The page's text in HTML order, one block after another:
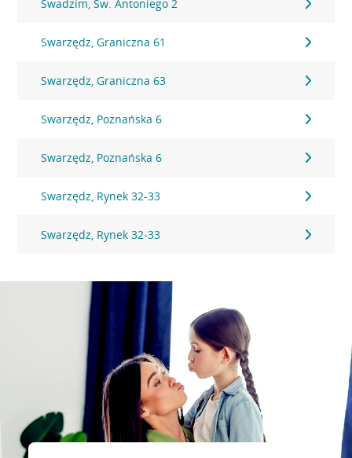
Swadzim, Św. Antoniego 2
Swarzędz, Graniczna 61
Swarzędz, Graniczna 63
Swarzędz, Poznańska 6
Swarzędz, Poznańska 6
Swarzędz, Rynek 32-33
Swarzędz, Rynek 32-33